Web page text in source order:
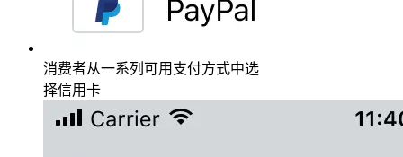
消费者从一系列可用支付方式中选
择信用卡